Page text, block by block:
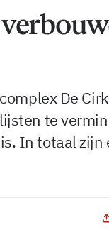
De
te
In totaal zijn